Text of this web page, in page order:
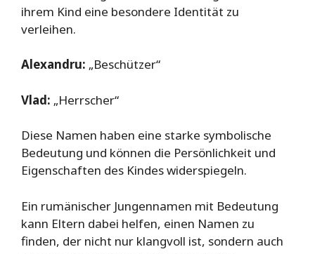
ihrem Kind eine besondere Identität zu
verleihen.
Alexandru: „Beschützer“
Vlad: „Herrscher“
Diese Namen haben eine starke symbolische
Bedeutung und können die Persönlichkeit und
Eigenschaften des Kindes widerspiegeln.
Ein rumänischer Jungennamen mit Bedeutung
kann Eltern dabei helfen, einen Namen zu
finden, der nicht nur klangvoll ist, sondern auch